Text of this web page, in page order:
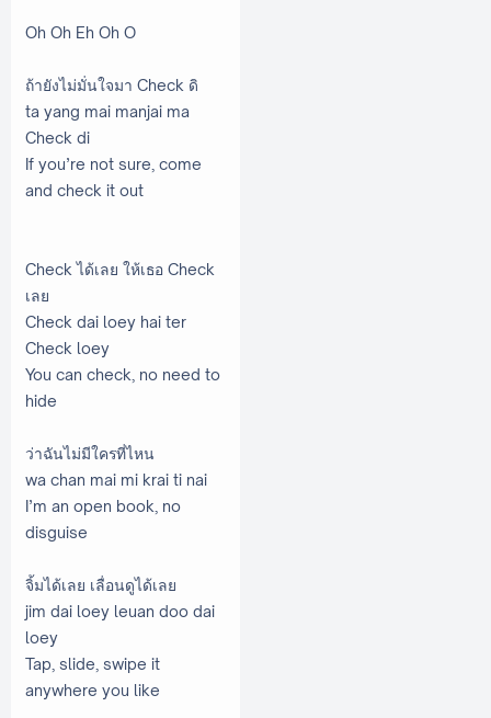
Oh Oh Eh Oh O
ถ้ายังไม่มั่นใจมา Check ดิ
ta yang mai manjai ma
Check di
If you’re not sure, come
and check it out
Check ได้เลย ให้เธอ Check
เลย
Check dai loey hai ter
Check loey
You can check, no need to
hide
ว่าฉันไม่มีใครที่ไหน
wa chan mai mi krai ti nai
I’m an open book, no
disguise
จิ้มได้เลย เลื่อนดูได้เลย
jim dai loey leuan doo dai
loey
Tap, slide, swipe it
anywhere you like